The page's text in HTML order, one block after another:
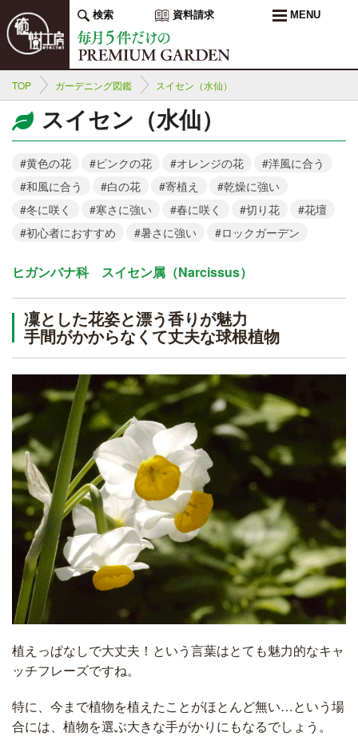
検索 資料請求 MENU
TOP ガーデニング図鑑 スイセン（水仙）
スイセン（水仙）
#黄色の花 #ピンクの花 #オレンジの花
#洋風に合う
#和風に合う
#白の花 #寄植え
#乾燥に強い
#冬に咲く
#寒さに強い #春に咲く #切り花
#花壇
#初心者におすすめ
#暑さに強い #ロックガーデン
ヒガンバナ科 スイセン属（Narcissus）
凜とした花姿と漂う香りが魅力
手間がかからなくて丈夫な球根植物
植えっぱなしで大丈夫！という言葉はとても魅力的なキャ
ッチフレーズですね。
特に、今まで植物を植えたことがほとんど無い…という場
合には、植物を選ぶ大きな手がかりにもなるでしょう。